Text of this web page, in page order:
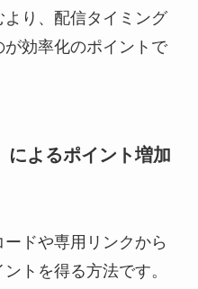
り、配信タイミング
効率化のポイントで
によるポイント増加
ドや専用リンクから
トを得る方法です。